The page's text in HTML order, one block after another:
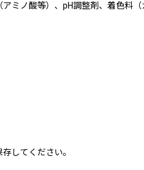
ミノ酸等）、pH調整剤、着色料（
してください。